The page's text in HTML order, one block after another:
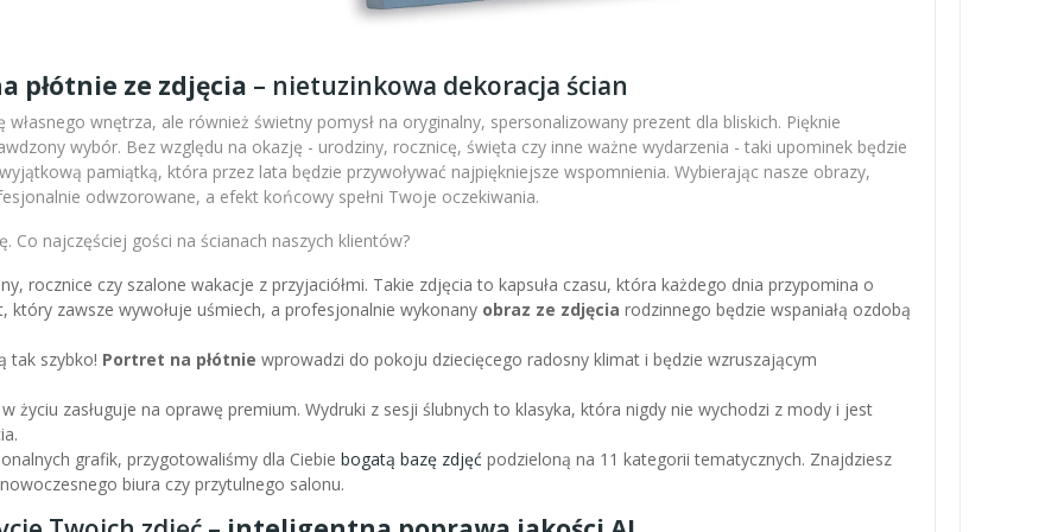
płótnie ze zdjęcia – nietuzinkowa dekoracja ścian
wnętrza, ale również świetny pomysł na oryginalny, spersonalizowany prezent dla bliskich. Pięknie
wybór. Bez względu na okazję - urodziny, rocznicę, święta czy inne ważne wydarzenia - taki upominek będzie
pamiątką, która przez lata będzie przywoływać najpiękniejsze wspomnienia. Wybierając nasze obrazy,
odwzorowane, a efekt końcowy spełni Twoje oczekiwania.
Co najczęściej gości na ścianach naszych klientów?
rocznice czy szalone wakacje z przyjaciółmi. Takie zdjęcia to kapsuła czasu, która każdego dnia przypomina o
który zawsze wywołuje uśmiech, a profesjonalnie wykonany obraz ze zdjęcia rodzinnego będzie wspaniałą ozdobą
tak szybko! Portret na płótnie wprowadzi do pokoju dziecięcego radosny klimat i będzie wzruszającym
życiu zasługuje na oprawę premium. Wydruki z sesji ślubnych to klasyka, która nigdy nie wychodzi z mody i jest
grafik, przygotowaliśmy dla Ciebie bogatą bazę zdjęć podzieloną na 11 kategorii tematycznych. Znajdziesz
biura czy przytulnego salonu.